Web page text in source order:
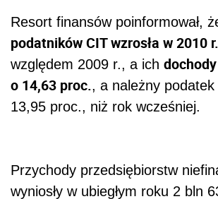
Resort finansów poinformował,
podatników CIT wzrosła w 2010
względem 2009 r., a ich
o 14,63 proc., a należny
13,95 proc., niż rok wcześniej.
Przychody przedsiębiorstw
wyniosły w ubiegłym roku 2 bln